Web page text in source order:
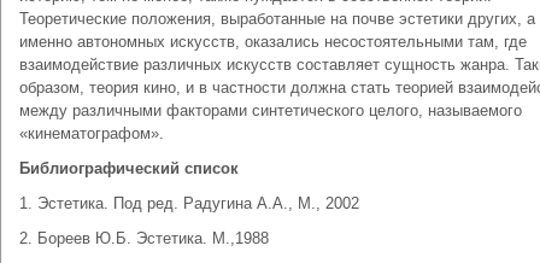
Теоретические положения, выработанные на почве эстетики других, а
именно автономных искусств, оказались несостоятельными там, где
взаимодействие различных искусств составляет сущность жанра.
образом, теория кино, и в частности должна стать теорией
между различными факторами синтетического целого, называемого
«кинематографом».
Библиографический список
1. Эстетика. Под ред. Радугина А.А., М., 2002
2. Бореев Ю.Б. Эстетика. М.,1988